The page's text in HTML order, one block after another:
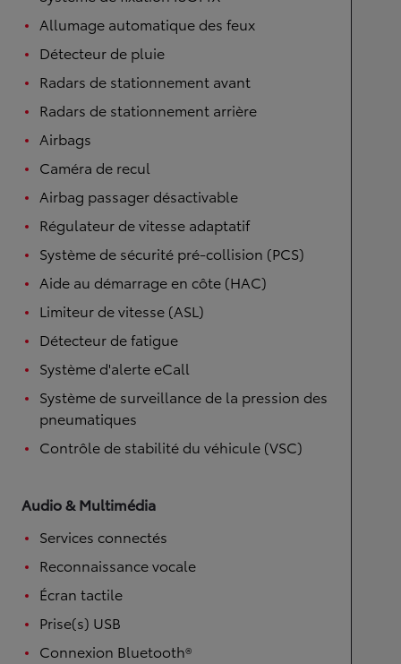
Allumage automatique des feux
Détecteur de pluie
Radars de stationnement avant
Radars de stationnement arrière
Airbags
Caméra de recul
Airbag passager désactivable
Régulateur de vitesse adaptatif
Système de sécurité pré-collision (PCS)
Aide au démarrage en côte (HAC)
Limiteur de vitesse (ASL)
Détecteur de fatigue
Système d'alerte eCall
Système de surveillance de la pression des
pneumatiques
Contrôle de stabilité du véhicule (VSC)
Audio & Multimédia
Services connectés
Reconnaissance vocale
Écran tactile
Prise(s) USB
Connexion Bluetooth®